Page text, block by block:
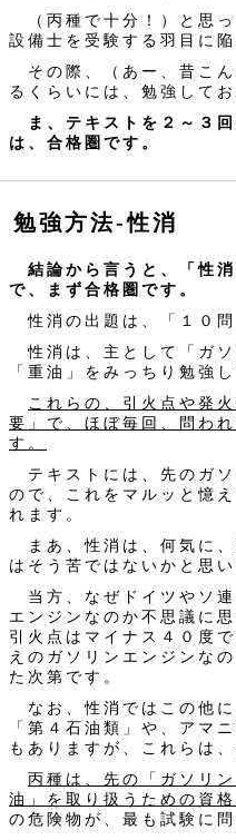
（丙種で十分！）と思
設備士を受験する羽目に
その際、（あー、昔こん
るくらいには、勉強してお
ま、テキストを２～３
は、合格圏です。
勉強方法‐性消
結論から言うと、「性
で、まず合格圏です。
性消の出題は、「１０問
性消は、主として「ガソ
「重油」をみっちり勉強
これらの、引火点や発
要」で、ほぼ毎回、問わ
す。
テキストには、先のガ
ので、これをマルッと憶
れます。
まあ、性消は、何気に
はそう苦ではないかと思い
当方、なぜドイツやソ
エンジンなのか不思議に
引火点はマイナス４０度
えのガソリンエンジンな
た次第です。
なお、性消ではこの他
「第４石油類」や、アマ
もありますが、これらは
丙種は、先の「ガソリ
油」を取り扱うための資格
の危険物が、最も試験に問